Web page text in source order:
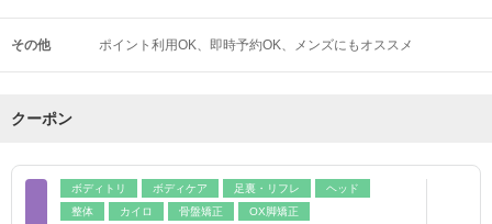
その他 ポイント利用OK 即時予約OK メンズにもオススメ
クーポン
ボディトリ ボディケア 足裏・リフレ
ヘッド
整体
カイロ 骨盤矯正
OX脚矯正